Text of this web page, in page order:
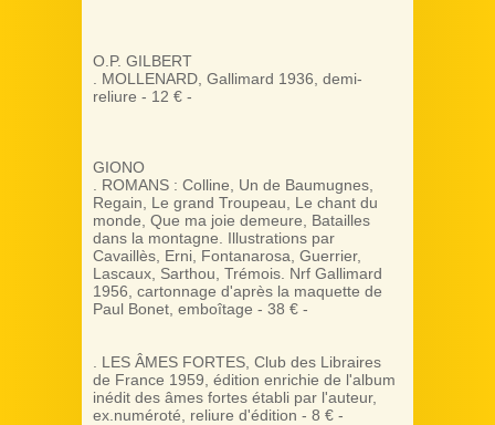
O.P. GILBERT
. MOLLENARD, Gallimard 1936, demi-
reliure - 12 € -
GIONO
. ROMANS : Colline, Un de Baumugnes,
Regain, Le grand Troupeau, Le chant du
monde, Que ma joie demeure, Batailles
dans la montagne. Illustrations par
Cavaillès, Erni, Fontanarosa, Guerrier,
Lascaux, Sarthou, Trémois. Nrf Gallimard
1956, cartonnage d'après la maquette de
Paul Bonet, emboîtage - 38 € -
. LES ÂMES FORTES, Club des Libraires
de France 1959, édition enrichie de l'album
inédit des âmes fortes établi par l'auteur,
ex.numéroté, reliure d'édition - 8 € -